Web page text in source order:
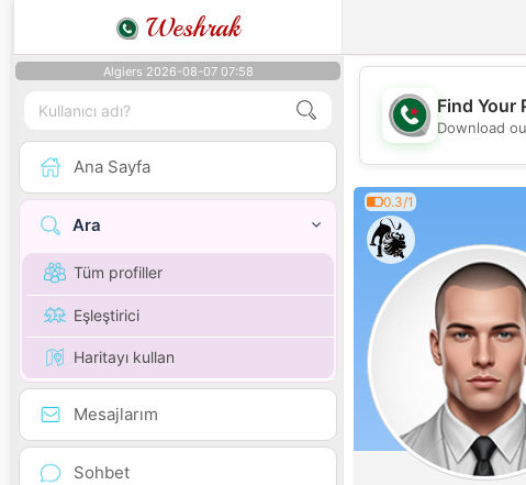
Weshrak
Algiers 2026-08-07 07:58
Ana Sayfa
Ara
Tüm profiller
Eşleştirici
Haritayı kullan
Mesajlarım
Sohbet
Find Your
Download
0.3/1